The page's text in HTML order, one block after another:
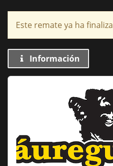
Este remate ya ha
Información